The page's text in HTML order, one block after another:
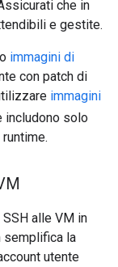
che in
e gestite.
immagini di
con patch di
immagini
includono solo
alle VM in
semplifica la
utente